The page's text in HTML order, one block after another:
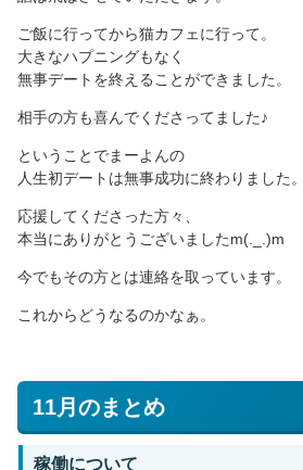
ご飯に行ってから猫カフェに行って。
大きなハプニングもなく
無事デートを終えることができました。
相手の方も喜んでくださってました♪
ということでまーよんの
人生初デートは無事成功に終わりました。
応援してくださった方々、
本当にありがとうございましたm(._.)m
今でもその方とは連絡を取っています。
これからどうなるのかなぁ。
11月のまとめ
稼働について